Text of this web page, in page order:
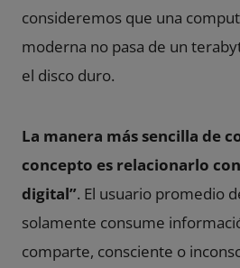
consideremos que una
moderna no pasa de un
el disco duro.
La manera más sencilla de
concepto es relacionarlo
digital”. El usuario promedio
solamente consume
comparte, consciente o